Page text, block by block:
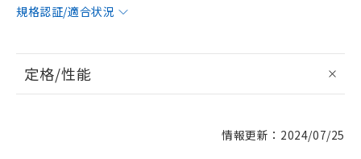
規格認証/適合状況
定格/性能
情報更新：2024/07/25